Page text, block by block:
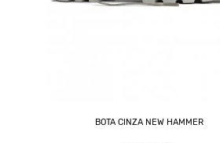
BOTA CINZA NEW HAMMER